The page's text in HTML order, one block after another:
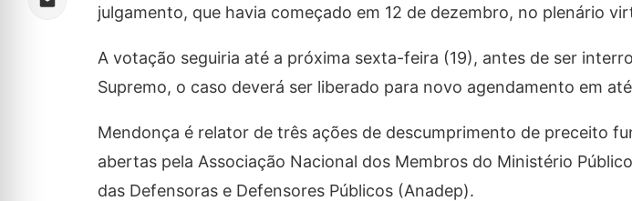
julgamento, que havia começado em 12 de dezembro, no plenário
A votação seguiria até a próxima sexta-feira (19), antes de ser
Supremo, o caso deverá ser liberado para novo agendamento em
Mendonça é relator de três ações de descumprimento de preceito
abertas pela Associação Nacional dos Membros do Ministério
das Defensoras e Defensores Públicos (Anadep).